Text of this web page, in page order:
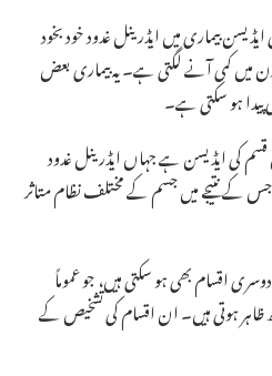
بیماری میں ایڈرینل غدود خود بخود
میں کمی آنے لگتی ہے۔ یہ بیماری بعض
ہو سکتی ہے۔
کی ایڈیسن ہے جہاں ایڈرینل غدود
جس کے نتیجے میں جسم کے مختلف نظام متاثر
اقسام بھی ہو سکتی ہیں، جو عموماً
ہوتی ہیں۔ ان اقسام کی تشخیص کے